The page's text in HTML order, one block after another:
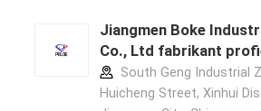
Jiangmen Boke
Co., Ltd fabrikant
South Geng Industrial
Huicheng Street, Xinhui